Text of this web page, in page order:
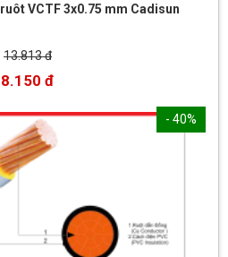
Dây điện tròn mềm 3 ruôt VCTF 3x0.75 mm Cadisun
13.813 đ
8.150 đ
- 40%